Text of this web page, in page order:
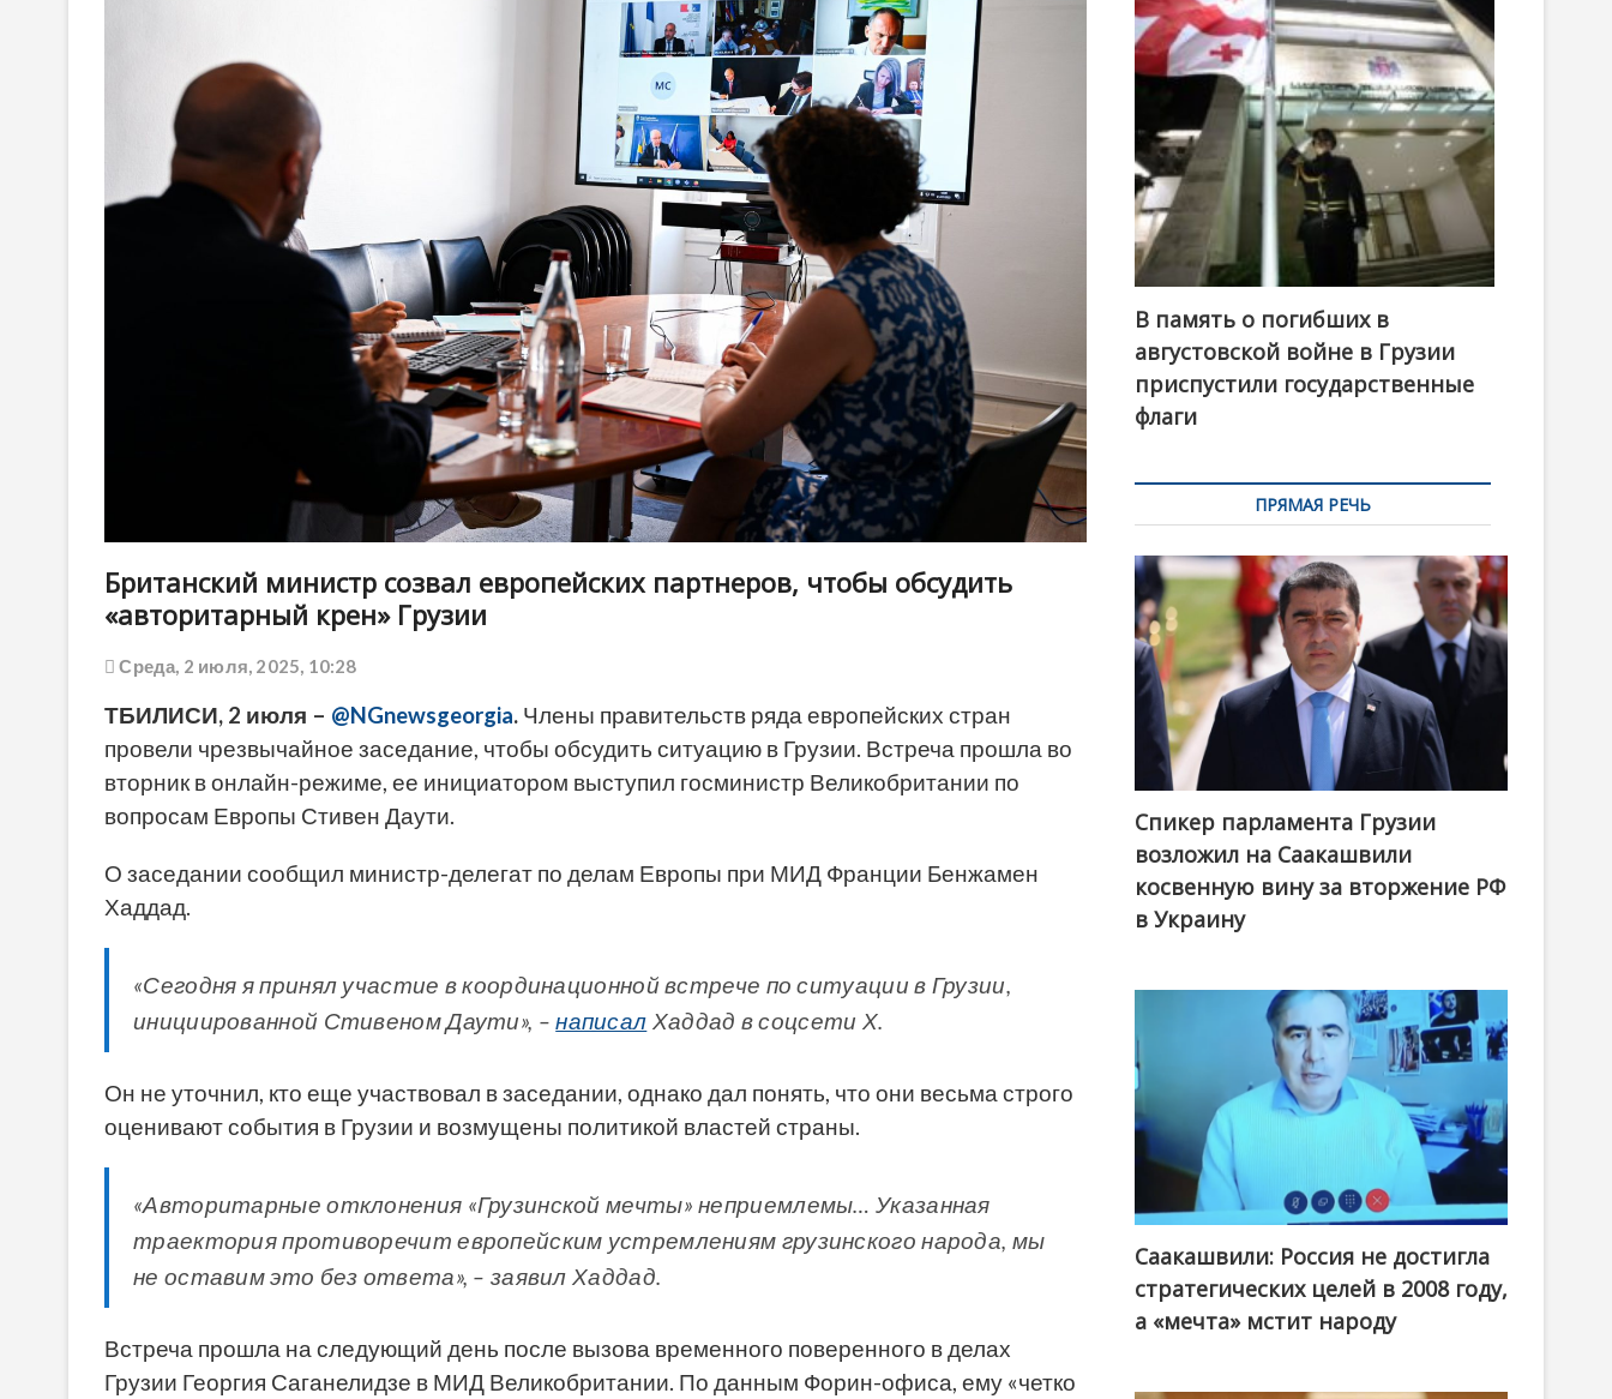
o
n
Британский министр созвал европейских партнеров, чтобы обсудить
«авторитарный крен» Грузии
Среда, 2 июля, 2025, 10:28
ТБИЛИСИ, 2 июля – @NGnewsgeorgia. Члены правительств ряда европейских стран
провели чрезвычайное заседание, чтобы обсудить ситуацию в Грузии. Встреча прошла во
вторник в онлайн-режиме, ее инициатором выступил госминистр Великобритании по
вопросам Европы Стивен Даути.
О заседании сообщил министр-делегат по делам Европы при МИД Франции Бенжамен
Хаддад.
«Сегодня я принял участие в координационной встрече по ситуации в Грузии,
инициированной Стивеном Даути», –написал Хаддад в соцсети Х.
Он не уточнил, кто еще участвовал в заседании, однако дал понять, что они весьма строго
оценивают события в Грузии и возмущены политикой властей страны.
«Авторитарные отклонения «Грузинской мечты» неприемлемы… Указанная
траектория противоречит европейским устремлениям грузинского народа, мы
не оставим это без ответа», – заявил Хаддад.
Встреча прошла на следующий день после вызова временного поверенного в делах
Грузии Георгия Саганелидзе в МИД Великобритании. По данным Форин-офиса, ему «четко
В память о погибших в
августовской войне в Грузии
приспустили государственные
флаги
ПРЯМАЯ РЕЧЬ
Спикер парламента Грузии
возложил на Саакашвили
косвенную вину за вторжение РФ
в Украину
Саакашвили: Россия не достигла
стратегических целей в 2008 году,
а «мечта» мстит народу